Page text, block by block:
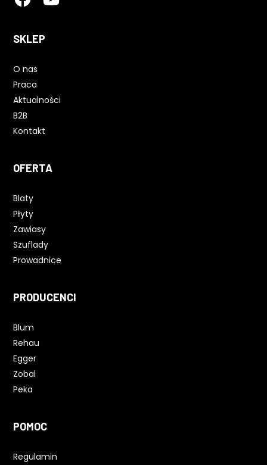
SKLEP
O nas
Praca
Aktualności
B2B
Kontakt
OFERTA
Blaty
Płyty
Zawiasy
Szuflady
Prowadnice
PRODUCENCI
Blum
Rehau
Egger
Zobal
Peka
POMOC
Regulamin